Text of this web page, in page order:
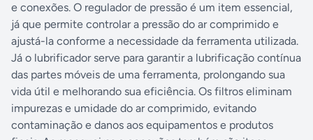
e conexões. O regulador de pressão é um item essencial,
já que permite controlar a pressão do ar comprimido e
ajustá-la conforme a necessidade da ferramenta utilizada.
Já o lubrificador serve para garantir a lubrificação contínua
das partes móveis de uma ferramenta, prolongando sua
vida útil e melhorando sua eficiência. Os filtros eliminam
impurezas e umidade do ar comprimido, evitando
contaminação e danos aos equipamentos e produtos